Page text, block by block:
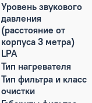
Уровень звукового
давления
(расстояние от
корпуса 3 метра)
LPA
Тип нагревателя
Тип фильтра и класс
очистки